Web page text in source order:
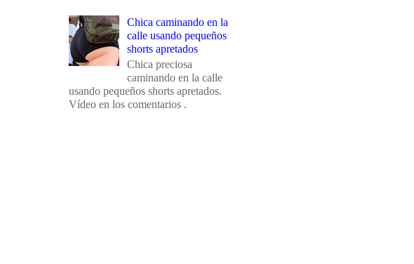
Chica caminando en la
calle usando pequeños
shorts apretados
Chica preciosa
caminando en la calle
usando pequeños shorts apretados.
Vídeo en los comentarios .